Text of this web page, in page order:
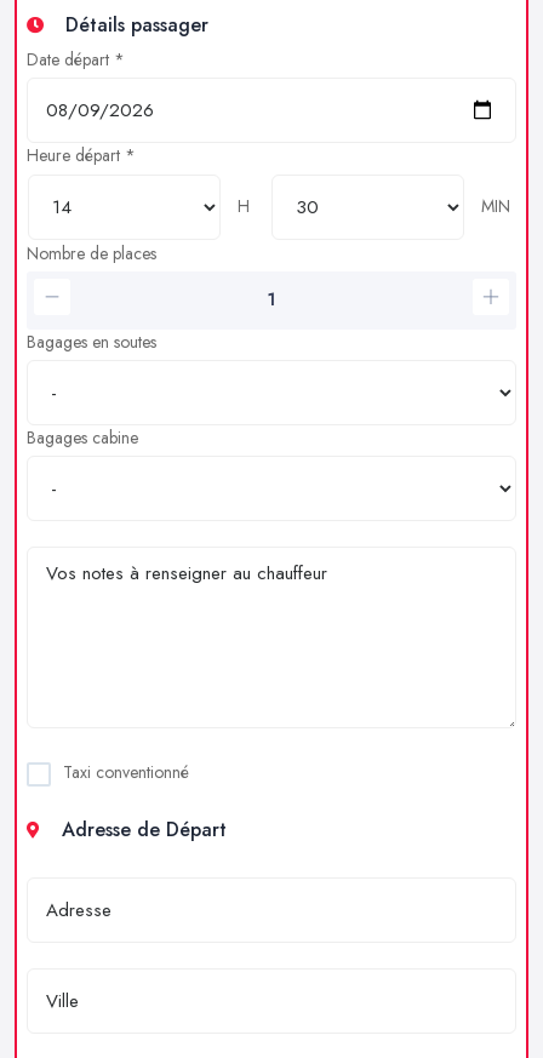
Détails passager
Date départ *
Heure départ *
H
MIN
Nombre de places
Bagages en soutes
Bagages cabine
Taxi conventionné
Adresse de Départ